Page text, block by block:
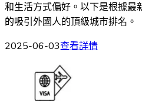
和生活方式偏好。以下是根據最
的吸引外國人的頂級城市排名。
2025-06-03查看詳情